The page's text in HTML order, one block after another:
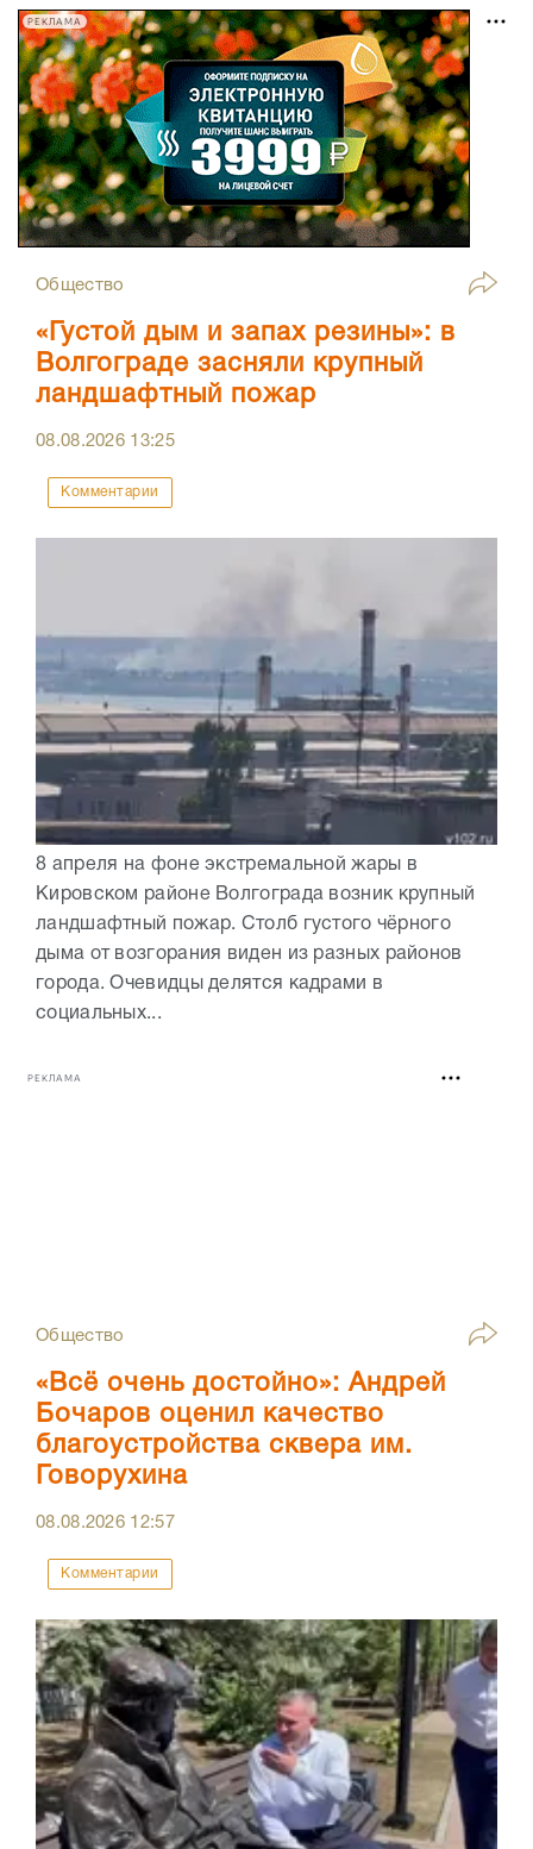
РЕКЛАМА
Общество
«Густой дым и запах резины»: в
Волгограде засняли крупный
ландшафтный пожар
08.08.2026 13:25
Комментарии
8 апреля на фоне экстремальной жары в
Кировском районе Волгограда возник крупный
ландшафтный пожар. Столб густого чёрного
дыма от возгорания виден из разных районов
города. Очевидцы делятся кадрами в
социальных...
РЕКЛАМА
Общество
«Всё очень достойно»: Андрей
Бочаров оценил качество
благоустройства сквера им.
Говорухина
08.08.2026 12:57
Комментарии